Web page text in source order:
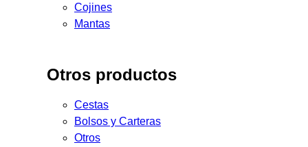
Cojines
Mantas
Otros productos
Cestas
Bolsos y Carteras
Otros